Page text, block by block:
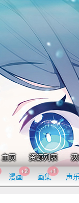
主页 资源列表
漫画
+2
画集
+1
声